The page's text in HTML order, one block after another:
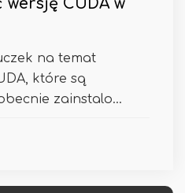
CUDA w
na temat
które są
zainstalo...